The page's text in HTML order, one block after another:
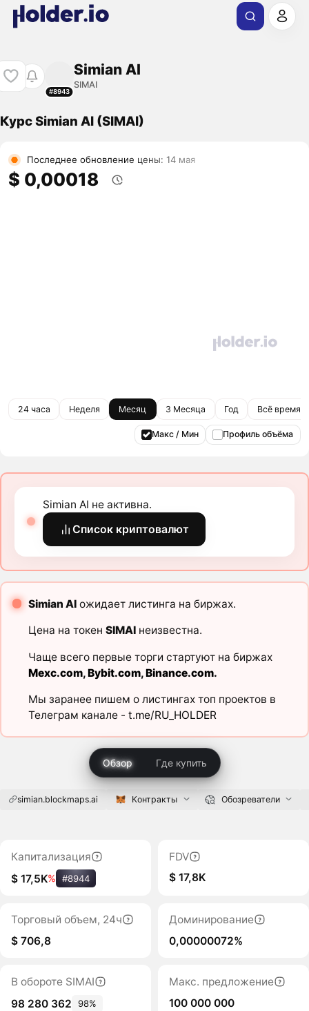
#8943
Simian AI
SIMAI
Курс Simian AI (SIMAI)
Последнее обновление цены: 14 мая
$ 0,00018
24 часа Неделя Месяц 3 Месяца Год Всё время
Макс / Мин Профиль объёма
Simian AI не активна.
Список криптовалют
Simian AIожидает листинга на биржах.
Цена на токен SIMAIнеизвестна.
Чаще всего первые торги стартуют на биржах
Mexc.com,Bybit.com,Binance.com.
Мы заранее пишем о листингах топ проектов в
Телеграм канале - t.me/RU_HOLDER
Обзор Где купить
simian.blockmaps.ai Контракты Обозреватели
Капитализация
$ 17,5K% #8944
FDV
$ 17,8K
Торговый объем, 24ч
$ 706,8
Доминирование
0,00000072%
В обороте SIMAI
98 280 362
98%
Макс. предложение
100 000 000